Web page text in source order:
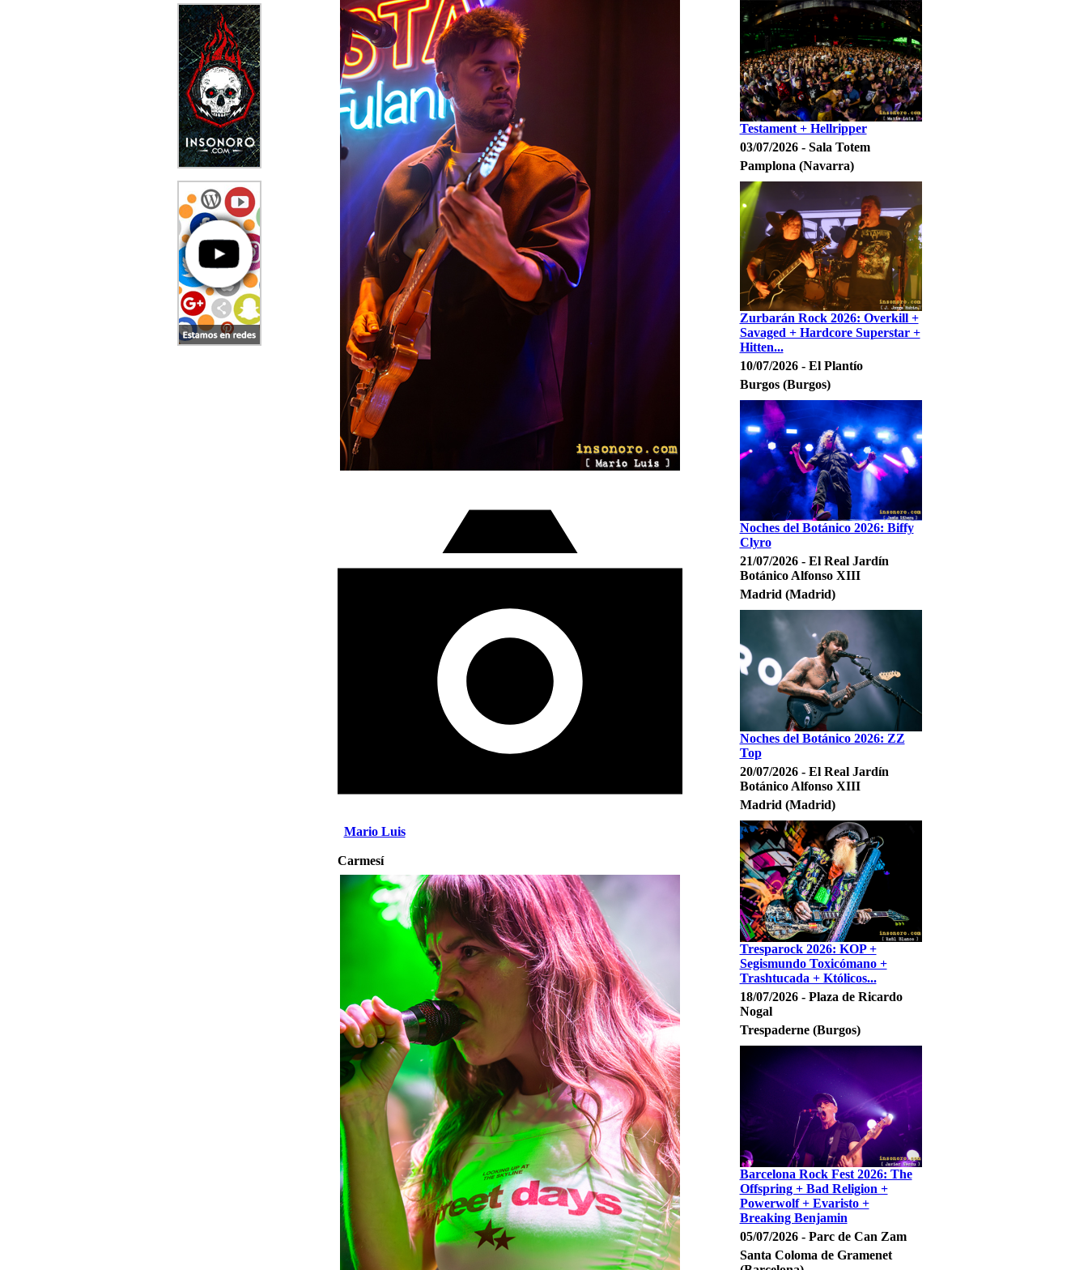
Mario Luis
Carmesí
Testament + Hellripper
03/07/2026 - Sala Totem
Pamplona (Navarra)
Zurbarán Rock 2026: Overkill +
Savaged + Hardcore Superstar +
Hitten...
10/07/2026 - El Plantío
Burgos (Burgos)
Noches del Botánico 2026: Biffy
Clyro
21/07/2026 - El Real Jardín
Botánico Alfonso XIII
Madrid (Madrid)
Noches del Botánico 2026: ZZ
Top
20/07/2026 - El Real Jardín
Botánico Alfonso XIII
Madrid (Madrid)
Tresparock 2026: KOP +
Segismundo Toxicómano +
Trashtucada + Któlicos...
18/07/2026 - Plaza de Ricardo
Nogal
Trespaderne (Burgos)
Barcelona Rock Fest 2026: The
Offspring + Bad Religion +
Powerwolf + Evaristo +
Breaking Benjamin
05/07/2026 - Parc de Can Zam
Santa Coloma de Gramenet